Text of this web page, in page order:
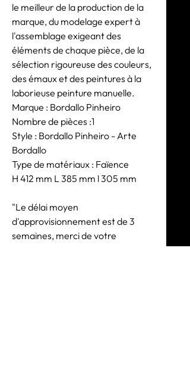
le meilleur de la production de la
marque, du modelage expert à
l'assemblage exigeant des
éléments de chaque pièce, de la
sélection rigoureuse des couleurs,
des émaux et des peintures à la
laborieuse peinture manuelle.
Marque : Bordallo Pinheiro
Nombre de pièces :1
Style : Bordallo Pinheiro - Arte
Bordallo
Type de matériaux : Faïence
H 412 mm L 385 mm l 305 mm
"Le délai moyen
d'approvisionnement est de 3
semaines, merci de votre